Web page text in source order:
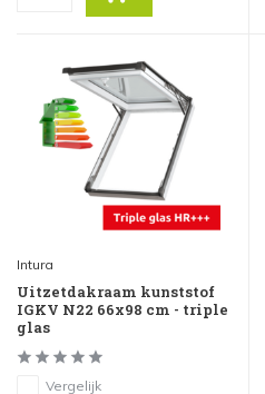
Intura
Uitzetdakraam kunststof
IGKV N22 66x98 cm - triple
glas
Vergelijk